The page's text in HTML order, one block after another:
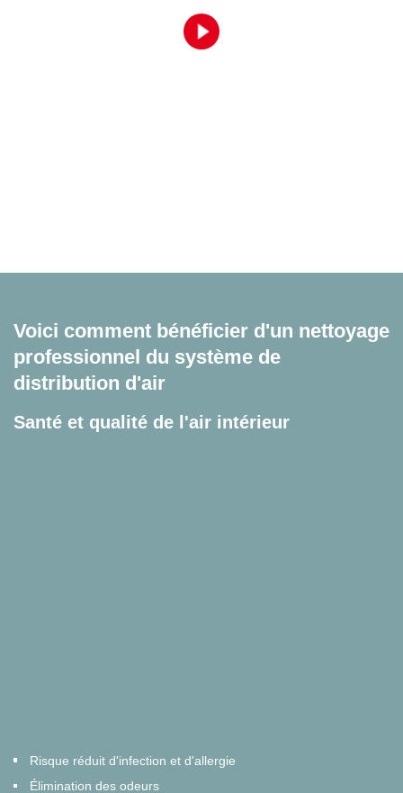
Voici comment bénéficier d'un nettoyage
professionnel du système de
distribution d'air
Santé et qualité de l'air intérieur
Risque réduit d'infection et d'allergie
Élimination des odeurs